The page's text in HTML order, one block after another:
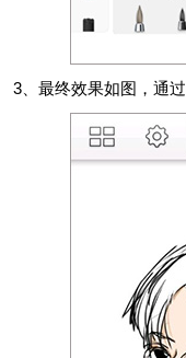
3、最终效果如图，通